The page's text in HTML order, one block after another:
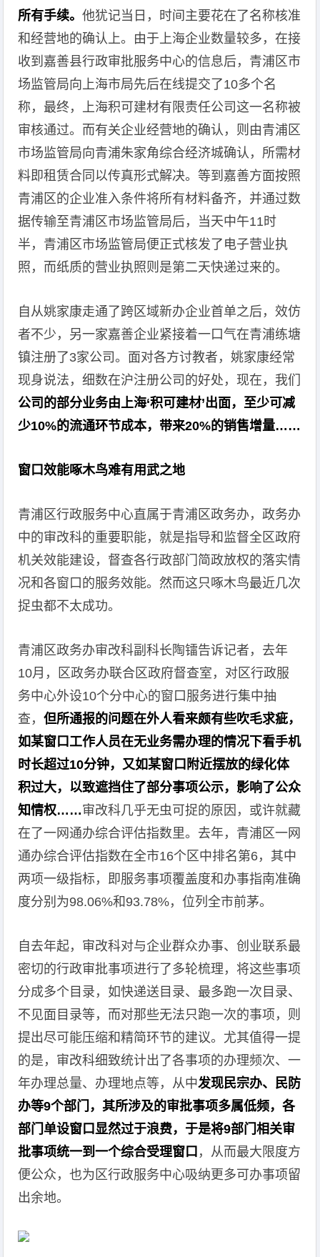
所有手续。他犹记当日，时间主要花在了名称核准
和经营地的确认上。由于上海企业数量较多，在接
收到嘉善县行政审批服务中心的信息后，青浦区市
场监管局向上海市局先后在线提交了10多个名
称，最终，上海积可建材有限责任公司这一名称被
审核通过。而有关企业经营地的确认，则由青浦区
市场监管局向青浦朱家角综合经济城确认，所需材
料即租赁合同以传真形式解决。等到嘉善方面按照
青浦区的企业准入条件将所有材料备齐，并通过数
据传输至青浦区市场监管局后，当天中午11时
半，青浦区市场监管局便正式核发了电子营业执
照，而纸质的营业执照则是第二天快递过来的。
自从姚家康走通了跨区域新办企业首单之后，效仿
者不少，另一家嘉善企业紧接着一口气在青浦练塘
镇注册了3家公司。面对各方讨教者，姚家康经常
现身说法，细数在沪注册公司的好处，现在，我们
公司的部分业务由上海‘积可建材’出面，至少可减
少10%的流通环节成本，带来20%的销售增量……
窗口效能啄木鸟难有用武之地
青浦区行政服务中心直属于青浦区政务办，政务办
中的审改科的重要职能，就是指导和监督全区政府
机关效能建设，督查各行政部门简政放权的落实情
况和各窗口的服务效能。然而这只啄木鸟最近几次
捉虫都不太成功。
青浦区政务办审改科副科长陶镭告诉记者，去年
10月，区政务办联合区政府督查室，对区行政服
务中心外设10个分中心的窗口服务进行集中抽
查，但所通报的问题在外人看来颇有些吹毛求疵，
如某窗口工作人员在无业务需办理的情况下看手机
时长超过10分钟，又如某窗口附近摆放的绿化体
积过大，以致遮挡住了部分事项公示，影响了公众
知情权……审改科几乎无虫可捉的原因，或许就藏
在了一网通办综合评估指数里。去年，青浦区一网
通办综合评估指数在全市16个区中排名第6，其中
两项一级指标，即服务事项覆盖度和办事指南准确
度分别为98.06%和93.78%，位列全市前茅。
自去年起，审改科对与企业群众办事、创业联系最
密切的行政审批事项进行了多轮梳理，将这些事项
分成多个目录，如快递送目录、最多跑一次目录、
不见面目录等，而对那些无法只跑一次的事项，则
提出尽可能压缩和精简环节的建议。尤其值得一提
的是，审改科细致统计出了各事项的办理频次、一
年办理总量、办理地点等，从中发现民宗办、民防
办等9个部门，其所涉及的审批事项多属低频，各
部门单设窗口显然过于浪费，于是将9部门相关审
批事项统一到一个综合受理窗口 ，从而最大限度方
便公众，也为区行政服务中心吸纳更多可办事项留
出余地。